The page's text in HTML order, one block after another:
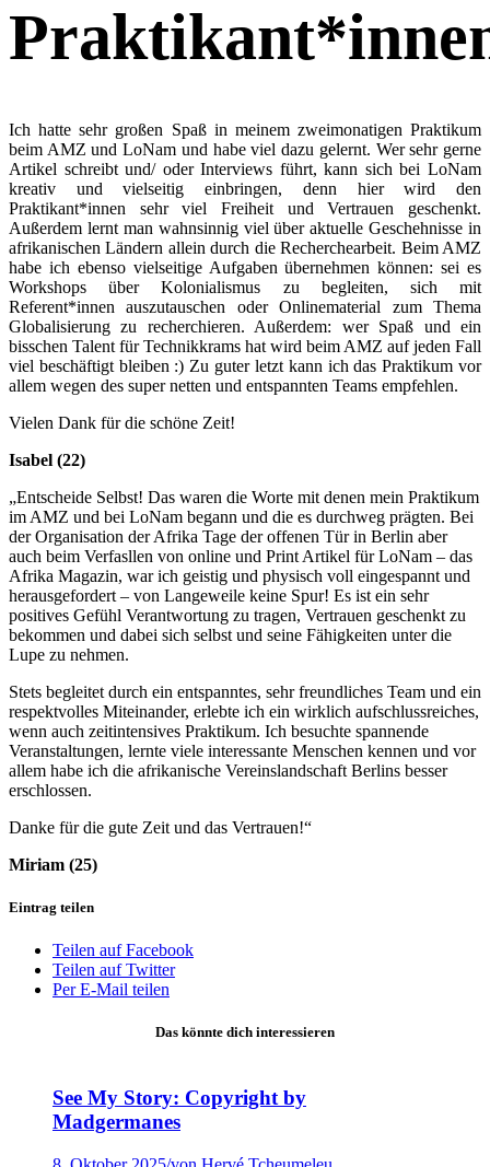
Ich hatte sehr großen Spaß in meinem zweimonatigen Praktikum
beim AMZ und LoNam und habe viel dazu gelernt. Wer sehr gerne
Artikel schreibt und/ oder Interviews führt, kann sich bei LoNam
kreativ und vielseitig einbringen, denn hier wird den
Praktikant*innen sehr viel Freiheit und Vertrauen geschenkt.
Außerdem lernt man wahnsinnig viel über aktuelle Geschehnisse in
afrikanischen Ländern allein durch die Recherchearbeit. Beim AMZ
habe ich ebenso vielseitige Aufgaben übernehmen können: sei es
Workshops über Kolonialismus zu begleiten, sich mit
Referent*innen auszutauschen oder Onlinematerial zum Thema
Globalisierung zu recherchieren. Außerdem: wer Spaß und ein
bisschen Talent für Technikkrams hat wird beim AMZ auf jeden Fall
viel beschäftigt bleiben :) Zu guter letzt kann ich das Praktikum vor
allem wegen des super netten und entspannten Teams empfehlen.
Vielen Dank für die schöne Zeit!
Isabel (22)
„Entscheide Selbst! Das waren die Worte mit denen mein Praktikum
im AMZ und bei LoNam begann und die es durchweg prägten. Bei
der Organisation der Afrika Tage der offenen Tür in Berlin aber
auch beim Verfasllen von online und Print Artikel für LoNam – das
Afrika Magazin, war ich geistig und physisch voll eingespannt und
herausgefordert – von Langeweile keine Spur! Es ist ein sehr
positives Gefühl Verantwortung zu tragen, Vertrauen geschenkt zu
bekommen und dabei sich selbst und seine Fähigkeiten unter die
Lupe zu nehmen.
Stets begleitet durch ein entspanntes, sehr freundliches Team und ein
respektvolles Miteinander, erlebte ich ein wirklich aufschlussreiches,
wenn auch zeitintensives Praktikum. Ich besuchte spannende
Veranstaltungen, lernte viele interessante Menschen kennen und vor
allem habe ich die afrikanische Vereinslandschaft Berlins besser
erschlossen.
Danke für die gute Zeit und das Vertrauen!“
Miriam (25)
Eintrag teilen
Teilen auf Facebook
Teilen auf Twitter
Per E-Mail teilen
Das könnte dich interessieren
See My Story: Copyright by
Madgermanes